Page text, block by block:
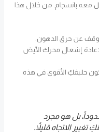
معه بانسجام. من خلال هذا
عن حرق الدهون.
إشعال محرك الأيض
حليفكِ الأقوى في هذه
بل هو مجرد
الاتجاه قليلاً.